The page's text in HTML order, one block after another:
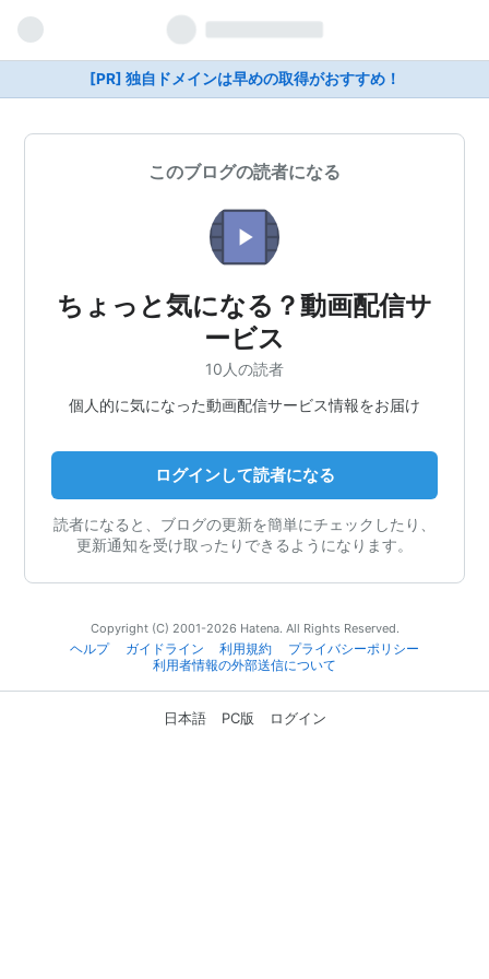
[PR] 独自ドメインは早めの取得がおすすめ！
このブログの読者になる
ちょっと気になる？動画配信サ
ービス
10人の読者
個人的に気になった動画配信サービス情報をお届け
ログインして読者になる
読者になると、ブログの更新を簡単にチェックしたり、
更新通知を受け取ったりできるようになります。
Copyright (C) 2001-2026 Hatena. All Rights Reserved.
ヘルプ
ガイドライン 利用規約
プライバシーポリシー
利用者情報の外部送信について
日本語 PC版 ログイン